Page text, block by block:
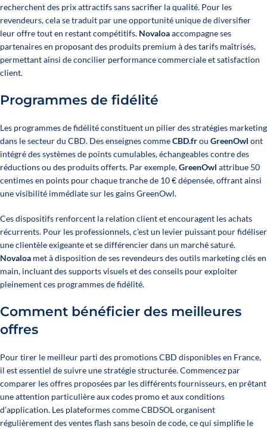
recherchent des prix attractifs sans sacrifier la qualité. Pour les
revendeurs, cela se traduit par une opportunité unique de diversifier
leur offre tout en restant compétitifs. Novaloaaccompagne ses
partenaires en proposant des produits premium à des tarifs maîtrisés,
permettant ainsi de concilier performance commerciale et satisfaction
client.
Programmes de fidélité
Les programmes de fidélité constituent un pilier des stratégies marketing
dans le secteur du CBD. Des enseignes commeCBD.frou GreenOwl ont
intégré des systèmes de points cumulables, échangeables contre des
réductions ou des produits offerts. Par exemple,GreenOwl attribue 50
centimes en points pour chaque tranche de 10 € dépensée, offrant ainsi
une visibilité immédiate sur les gains GreenOwl.
Ces dispositifs renforcent la relation client et encouragent les achats
récurrents. Pour les professionnels, c’est un levier puissant pour fidéliser
une clientèle exigeante et se différencier dans un marché saturé.
Novaloa met à disposition de ses revendeurs des outils marketing clés en
main, incluant des supports visuels et des conseils pour exploiter
pleinement ces programmes de fidélité.
Comment bénéficier des meilleures
offres
Pour tirer le meilleur parti des promotions CBD disponibles en France,
il est essentiel de suivre une stratégie structurée. Commencez par
comparer les offres proposées par les différents fournisseurs, en prêtant
une attention particulière aux codes promo et aux conditions
d’application. Les plateformes commeCBDSOLorganisent
régulièrement des ventes flash sans besoin de code, ce qui simplifie le